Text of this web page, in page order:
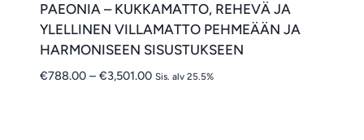
PAEONIA – KUKKAMATTO, REHEVÄ JA
YLELLINEN VILLAMATTO PEHMEÄÄN JA
HARMONISEEN SISUSTUKSEEN
€788.00 – €3,501.00Hintaluokka:
Sis. alv 25.5%